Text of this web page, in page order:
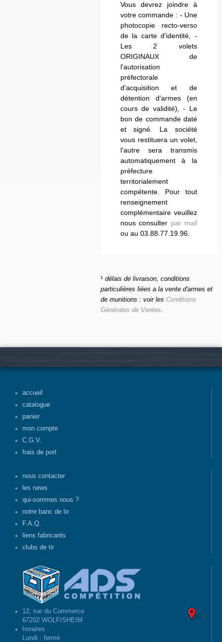
Vous devrez joindre à
votre commande : - Une
photocopie recto-verso
de la carte d'identité, -
Les 2 volets
ORIGINAUX de
l'autorisation
préfectorale
d'acquisition et de
détention d'armes (en
cours de validité), - Le
bon de commande daté
et signé. La société
vous restituera un volet,
l'autre sera transmis
automatiquement à la
préfecture
territorialement
compétente. Pour tout
renseignement
complémentaire veuillez
nous consulter par mail
ou au 03.88.77.19.96.
¹ délais de livraison, conditions
particulières liées a la vente d'armes et
de munitions : voir les Conditions
Générales de Ventes.
accueil
catalogue
panier
mon compte
C.G.V.
frais de port
nous contacter
les news
qui-sommes nous ?
notre banc de tir
F.A.Q.
liens fabricants
clubs de tir
12, rue du Commerce
67202 WOLFISHEIM
horaires :
Lundi : fermé